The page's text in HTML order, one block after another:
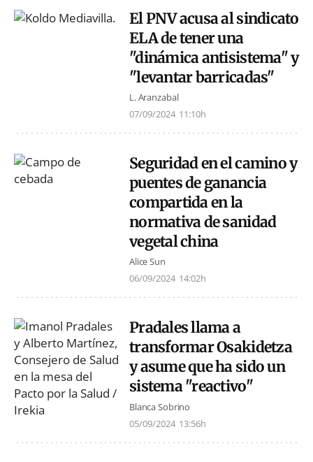
El PNV acusa al sindicato
ELA de tener una
"dinámica antisistema" y
"levantar barricadas"
L. Aranzabal
07/09/2024 11:10h
Seguridad en el camino y
puentes de ganancia
compartida en la
normativa de sanidad
vegetal china
Alice Sun
06/09/2024 14:02h
Pradales llama a
transformar Osakidetza
y asume que ha sido un
sistema "reactivo"
Blanca Sobrino
05/09/2024 13:56h